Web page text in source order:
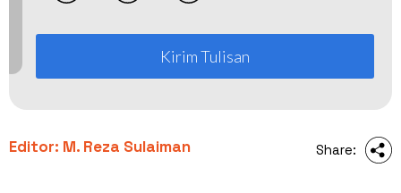
Kirim Tulisan
Editor: M. Reza Sulaiman Share: